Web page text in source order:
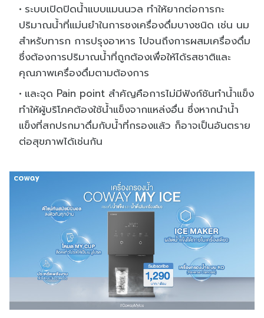
ระบบเปิดปิดน้ำแบบแมนนวล ทำให้ยากต่อการกะ
ปริมาณน้ำที่แม่นยำในการชงเครื่องดื่มบางชนิด เช่น นม
สำหรับทารก การปรุงอาหาร ไปจนถึงการผสมเครื่องดื่ม
ซึ่งต้องการปริมาณน้ำที่ถูกต้องเพื่อให้ได้รสชาติและ
คุณภาพเครื่องดื่มตามต้องการ
และจุด Pain point สำคัญคือการไม่มีฟังก์ชันทำน้ำแข็ง
ทำให้ผู้บริโภคต้องใช้น้ำแข็งจากแหล่งอื่น ซึ่งหากนำน้ำ
แข็งที่สกปรกมาดื่มกับน้ำที่กรองแล้ว ก็อาจเป็นอันตราย
ต่อสุขภาพได้เช่นกัน